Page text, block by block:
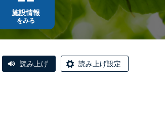
施設情報
をみる
読み上げ 読み上げ設定